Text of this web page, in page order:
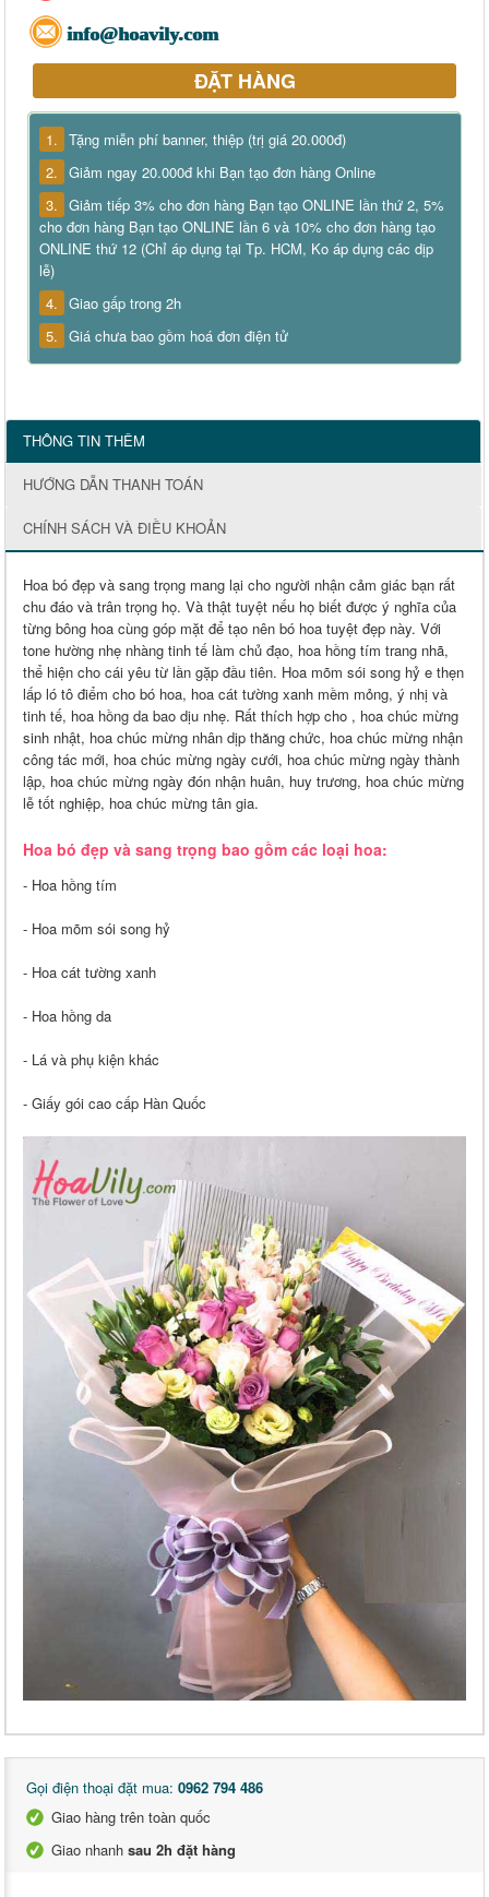
info@hoavily.com
ĐẶT HÀNG
1. Tặng miễn phí banner, thiệp (trị giá 20.000đ)
2. Giảm ngay 20.000đ khi Bạn tạo đơn hàng Online
3. Giảm tiếp 3% cho đơn hàng Bạn tạo ONLINE lần thứ 2, 5%
cho đơn hàng Bạn tạo ONLINE lần 6 và 10% cho đơn hàng tạo
ONLINE thứ 12 (Chỉ áp dụng tại Tp. HCM, Ko áp dụng các dịp
lễ)
4. Giao gấp trong 2h
5. Giá chưa bao gồm hoá đơn điện tử
THÔNG TIN THÊM
HƯỚNG DẪN THANH TOÁN
CHÍNH SÁCH VÀ ĐIỀU KHOẢN
Hoa bó đẹp và sang trọng mang lại cho người nhận cảm giác bạn rất
chu đáo và trân trọng họ. Và thật tuyệt nếu họ biết được ý nghĩa của
từng bông hoa cùng góp mặt để tạo nên bó hoa tuyệt đẹp này. Với
tone hường nhẹ nhàng tinh tế làm chủ đạo, hoa hồng tím trang nhã,
thể hiện cho cái yêu từ lần gặp đầu tiên. Hoa mõm sói song hỷ e thẹn
lấp ló tô điểm cho bó hoa, hoa cát tường xanh mềm mỏng, ý nhị và
tinh tế, hoa hồng da bao dịu nhẹ. Rất thích hợp cho , hoa chúc mừng
sinh nhật, hoa chúc mừng nhân dịp thăng chức, hoa chúc mừng nhận
công tác mới, hoa chúc mừng ngày cưới, hoa chúc mừng ngày thành
lập, hoa chúc mừng ngày đón nhận huân, huy trương, hoa chúc mừng
lễ tốt nghiệp, hoa chúc mừng tân gia.
Hoa bó đẹp và sang trọng bao gồm các loại hoa:
- Hoa hồng tím
- Hoa mõm sói song hỷ
- Hoa cát tường xanh
- Hoa hồng da
- Lá và phụ kiện khác
- Giấy gói cao cấp Hàn Quốc
Gọi điện thoại đặt mua: 0962 794 486
Giao hàng trên toàn quốc
Giao nhanh sau 2h đặt hàng